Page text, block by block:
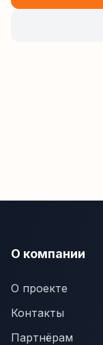
О компании
О проекте
Контакты
Партнёрам